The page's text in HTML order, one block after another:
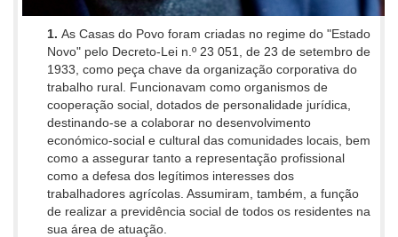
1. As Casas do Povo foram criadas no regime do "Estado
Novo" pelo Decreto-Lei n.º 23 051,
de 23 de setembro de
1933, como peça chave da organização corporativa do
trabalho rural. Funcionavam como organismos de
cooperação social, dotados de personalidade jurídica,
destinando-se a colaborar no desenvolvimento
económico-social e cultural das comunidades locais, bem
como a assegurar tanto a representação profissional
como a defesa dos legítimos interesses dos
trabalhadores agrícolas. Assumiram, também, a função
de realizar a previdência social de todos os residentes na
sua área de atuação.